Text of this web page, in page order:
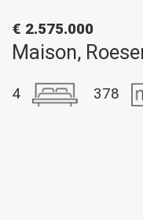
€ 2.575.000
Maison,
4 378